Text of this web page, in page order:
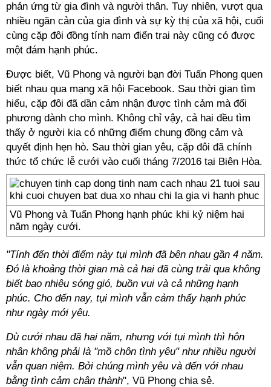
phản ứng từ gia đình và người thân. Tuy nhiên, vượt qua
nhiều ngăn cản của gia đình và sự kỳ thị của xã hội, cuối
cùng cặp đôi đồng tính nam điển trai này cũng có được
một đám hạnh phúc.
Được biết, Vũ Phong và người bạn đời Tuấn Phong quen
biết nhau qua mạng xã hội Facebook. Sau thời gian tìm
hiểu, cặp đôi đã dần cảm nhận được tình cảm mà đối
phương dành cho mình. Không chỉ vậy, cả hai đều tìm
thấy ở người kia có những điểm chung đồng cảm và
quyết định hẹn hò. Sau thời gian yêu, cặp đôi đã chính
thức tổ chức lễ cưới vào cuối tháng 7/2016 tại Biên Hòa.
Vũ Phong và Tuấn Phong hạnh phúc khi kỷ niệm hai
năm ngày cưới.
"Tính đến thời điểm này tụi mình đã bên nhau gần 4 năm.
Đó là khoảng thời gian mà cả hai đã cùng trải qua không
biết bao nhiêu sóng gió, buồn vui và cả những hạnh
phúc. Cho đến nay, tụi mình vẫn cảm thấy hạnh phúc
như ngày mới yêu.
Dù cưới nhau đã hai năm, nhưng với tụi mình thì hôn
nhân không phải là "mồ chôn tình yêu" như nhiều người
vẫn quan niệm. Bởi chúng mình yêu và đến với nhau
bằng tình cảm chân thành", Vũ Phong chia sẻ.